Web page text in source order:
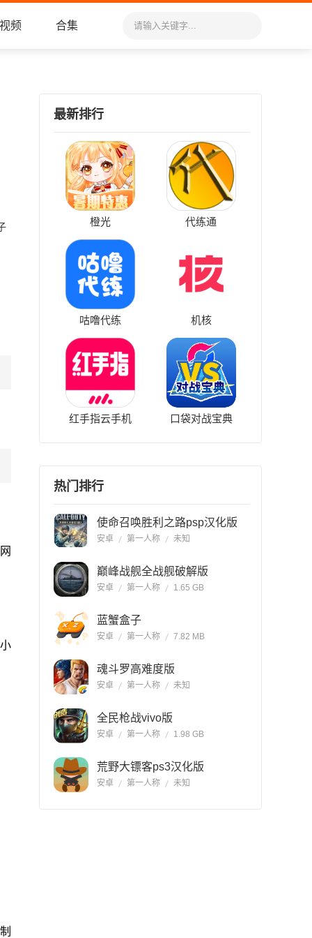
视频 合集
最新排行
橙光 代练通
咕噜代练 机核
红手指云手机 口袋对战宝典
热门排行
使命召唤胜利之路psp汉化版
安卓 第一人称 未知
巅峰战舰全战舰破解版
安卓 第一人称 1.65 GB
蓝蟹盒子
安卓 第一人称 7.82 MB
魂斗罗高难度版
安卓 第一人称 未知
全民枪战vivo版
安卓 第一人称 1.98 GB
荒野大镖客ps3汉化版
安卓 第一人称 未知